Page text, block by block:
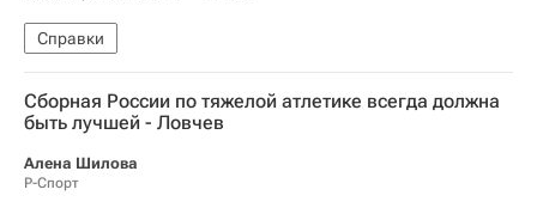
Грузинская мечта - Демократическая Грузия
Международные силы содействия безопасности
Справки
Сборная России по тяжелой атлетике всегда должна
быть лучшей - Ловчев
Алена Шилова
Р-Спорт